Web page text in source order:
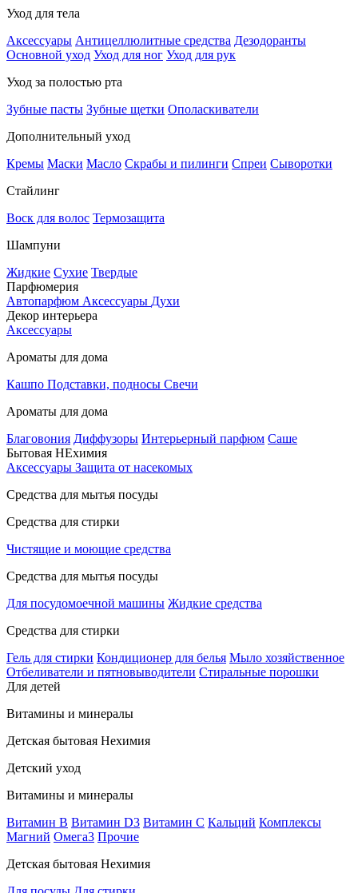
Уход для тела
Аксессуары Антицеллюлитные средства Дезодоранты
Основной уход Уход для ног Уход для рук
Уход за полостью рта
Зубные пасты Зубные щетки Ополаскиватели
Дополнительный уход
Кремы Маски Масло Скрабы и пилинги Спреи Сыворотки
Стайлинг
Воск для волос Термозащита
Шампуни
Жидкие Сухие Твердые
Парфюмерия
Автопарфюм Аксессуары Духи
Декор интерьера
Аксессуары
Ароматы для дома
Кашпо Подставки, подносы Свечи
Ароматы для дома
Благовония Диффузоры Интерьерный парфюм Саше
Бытовая НЕхимия
Аксессуары Защита от насекомых
Средства для мытья посуды
Средства для стирки
Чистящие и моющие средства
Средства для мытья посуды
Для посудомоечной машины Жидкие средства
Средства для стирки
Гель для стирки Кондиционер для белья Мыло хозяйственное
Отбеливатели и пятновыводители Стиральные порошки
Для детей
Витамины и минералы
Детская бытовая Нехимия
Детский уход
Витамины и минералы
Витамин В Витамин D3 Витамин С Кальций Комплексы
Магний Омега3 Прочие
Детская бытовая Нехимия